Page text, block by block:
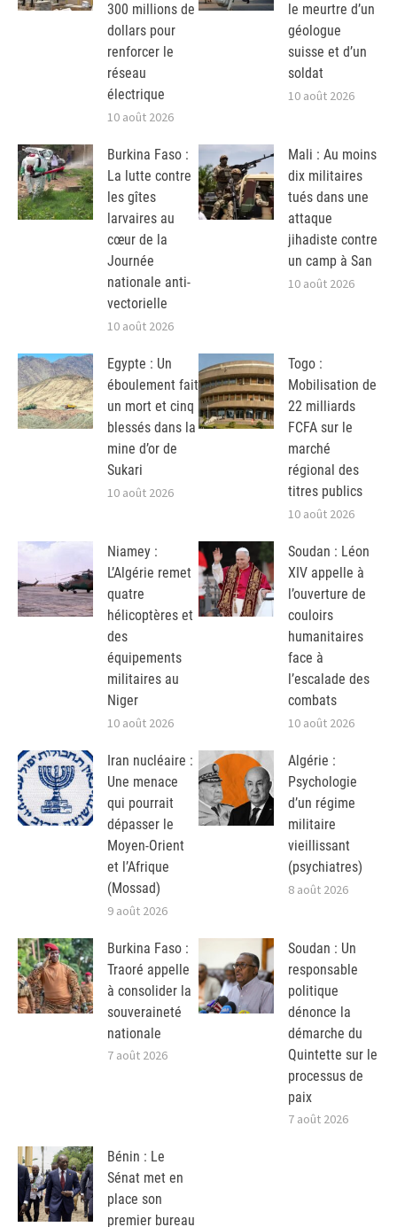
300 millions de
dollars pour
renforcer le
réseau
électrique
10 août 2026
le meurtre d’un
géologue
suisse et d’un
soldat
10 août 2026
Burkina Faso :
La lutte contre
les gîtes
larvaires au
cœur de la
Journée
nationale anti-
vectorielle
10 août 2026
Mali : Au moins
dix militaires
tués dans une
attaque
jihadiste contre
un camp à San
10 août 2026
Egypte : Un
éboulement fait
un mort et cinq
blessés dans la
mine d’or de
Sukari
10 août 2026
Togo :
Mobilisation de
22 milliards
FCFA sur le
marché
régional des
titres publics
10 août 2026
Niamey :
L’Algérie remet
quatre
hélicoptères et
des
équipements
militaires au
Niger
10 août 2026
Soudan : Léon
XIV appelle à
l’ouverture de
couloirs
humanitaires
face à
l’escalade des
combats
10 août 2026
Iran nucléaire :
Une menace
qui pourrait
dépasser le
Moyen-Orient
et l’Afrique
(Mossad)
9 août 2026
Algérie :
Psychologie
d’un régime
militaire
vieillissant
(psychiatres)
8 août 2026
Burkina Faso :
Traoré appelle
à consolider la
souveraineté
nationale
7 août 2026
Soudan : Un
responsable
politique
dénonce la
démarche du
Quintette sur le
processus de
paix
7 août 2026
Bénin : Le
Sénat met en
place son
premier bureau